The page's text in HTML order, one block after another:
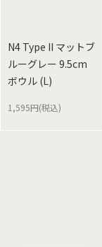
N4 Type II マットブ
ルーグレー 9.5cm
ボウル (L)
1,595円(税込)